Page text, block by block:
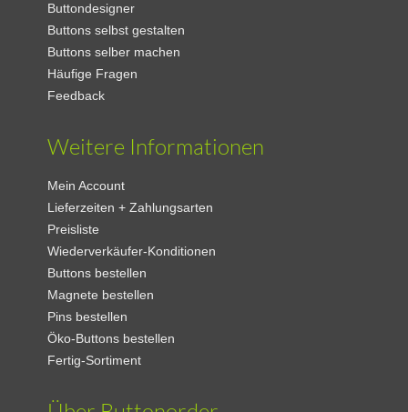
Buttondesigner
Buttons selbst gestalten
Buttons selber machen
Häufige Fragen
Feedback
Weitere Informationen
Mein Account
Lieferzeiten + Zahlungsarten
Preisliste
Wiederverkäufer-Konditionen
Buttons bestellen
Magnete bestellen
Pins bestellen
Öko-Buttons bestellen
Fertig-Sortiment